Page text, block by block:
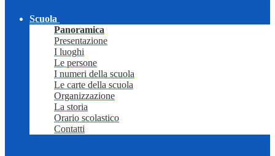
Scuola
Panoramica
Presentazione
I luoghi
Le persone
I numeri della scuola
Le carte della scuola
Organizzazione
La storia
Orario scolastico
Contatti